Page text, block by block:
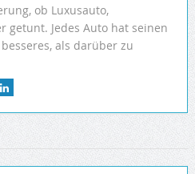
ob Luxusauto,
getunt. Jedes Auto hat seinen
als darüber zu